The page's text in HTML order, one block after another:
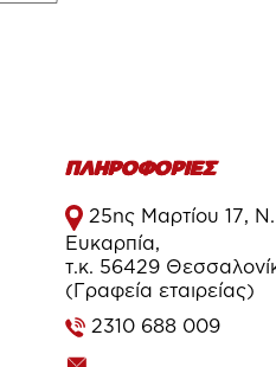
ΠΛΗΡΟΦΟΡΙΕΣ
25ης Μαρτίου 17, Ν.
Ευκαρπία,
τ.κ. 56429
(Γραφεία εταιρείας)
2310 688 009